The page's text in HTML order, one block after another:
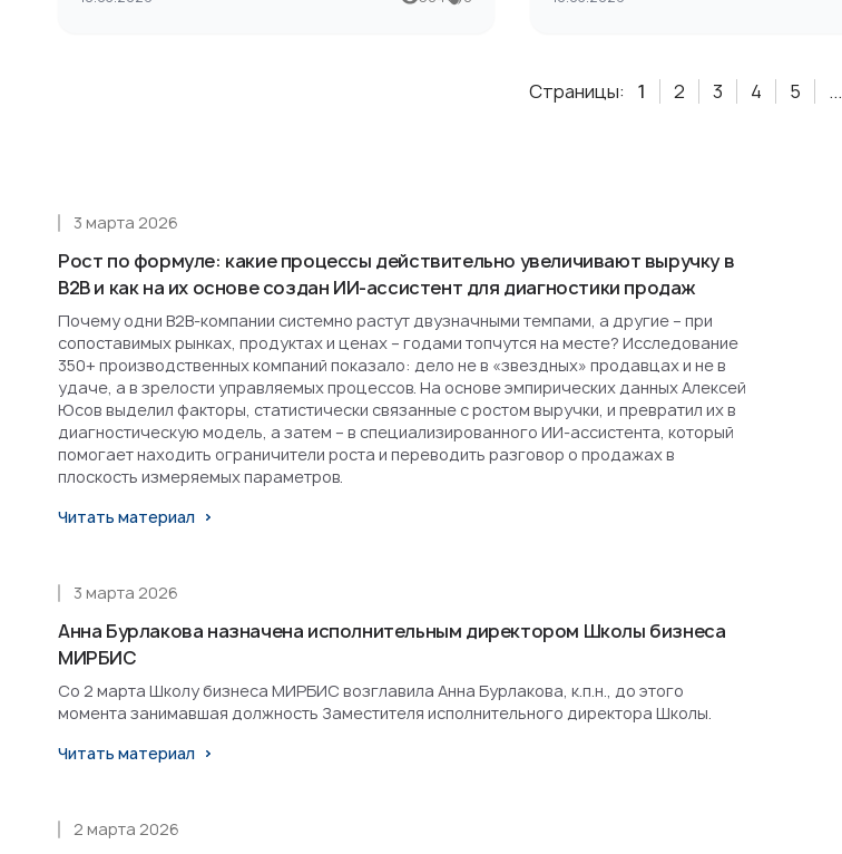
Страницы: 1 2 3 4 5 ...
Рост по формуле: какие процессы действительно увеличивают выручку в
B2B и как на их основе создан ИИ-ассистент для диагностики продаж
3 марта 2026
Почему одни B2B-компании системно растут двузначными темпами, а другие – при
сопоставимых рынках, продуктах и ценах – годами топчутся на месте? Исследование
350+ производственных компаний показало: дело не в «звездных» продавцах и не в
удаче, а в зрелости управляемых процессов. На основе эмпирических данных Алексей
Юсов выделил факторы, статистически связанные с ростом выручки, и превратил их в
диагностическую модель, а затем – в специализированного ИИ-ассистента, который
помогает находить ограничители роста и переводить разговор о продажах в
плоскость измеряемых параметров.
Читать материал
Анна Бурлакова назначена исполнительным директором Школы бизнеса
МИРБИС
3 марта 2026
Со 2 марта Школу бизнеса МИРБИС возглавила Анна Бурлакова, к.п.н., до этого
момента занимавшая должность Заместителя исполнительного директора Школы.
Читать материал
2 марта 2026